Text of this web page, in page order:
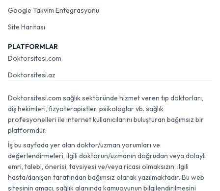
Google Takvim Entegrasyonu
Site Haritası
PLATFORMLAR
Doktorsitesi.com
Doktorsitesi.az
Doktorsitesi.com sağlık sektöründe hizmet veren tıp doktorları,
diş hekimleri, fizyoterapistler, psikologlar vb. sağlık
profesyonelleri ile internet kullanıcılarını buluşturan bağımsız bir
platformdur.
İş bu sayfada yer alan doktor/uzman yorumları ve
değerlendirmeleri, ilgili doktorun/uzmanın doğrudan veya dolaylı
emri, talebi, önerisi, tavsiyesi ve/veya ricası olmaksızın, ilgili
hasta/danışan tarafından bağımsız olarak yazılmaktadır. Bu web
sitesinin amacı, sağlık alanında kamuoyunun bilgilendirilmesini